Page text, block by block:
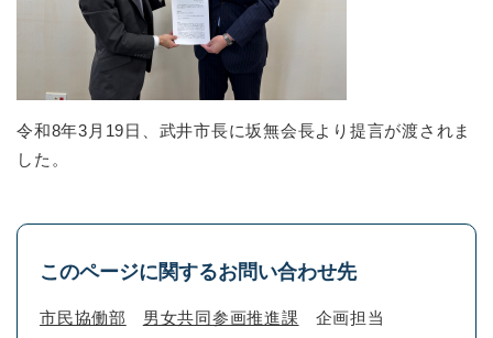
令和8年3月19日、武井市長に坂無会長より提言が渡されま
した。
このページに関するお問い合わせ先
市民協働部 男女共同参画推進課 企画担当